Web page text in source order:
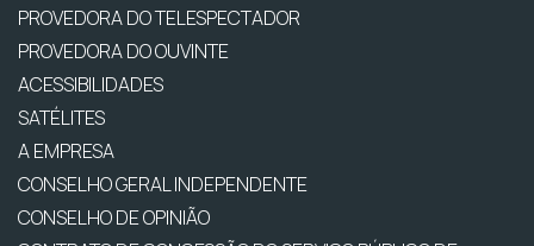
PROVEDORA DO TELESPECTADOR
PROVEDORA DO OUVINTE
ACESSIBILIDADES
SATÉLITES
A EMPRESA
CONSELHO GERAL INDEPENDENTE
CONSELHO DE OPINIÃO